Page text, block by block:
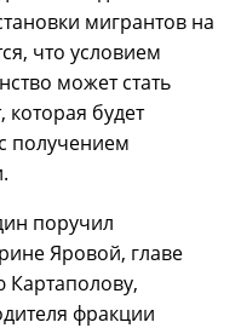
мигрантов на
что условием
может стать
которая будет
получением
поручил
Яровой, главе
фракции